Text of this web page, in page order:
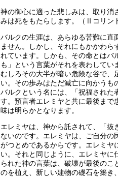
神の御心に適った悲しみは、取り消
みは死をもたらします。（Ⅱコリン
バルクの生涯は、あらゆる苦難に直
ません。しかし、それにもかかわら
れています。しかも、その命とはバ
も」という言葉がそれを表わしてい
むしろその大半が暗い危険な谷で、
い。その歩みはただ滅亡に向かうも
バルクという名には、「祝福された
す。預言者エレミヤと共に最後まで
味は明らかとなります。
エレミヤは、神から託されて、「抜
ないのです。エレミヤは、ご自分
がつとめであるからです。エレミヤ
い。それと同じように、エレミヤに
られた神の言葉は、破壊が最後の
のを植え、新しい建物の礎石を築き